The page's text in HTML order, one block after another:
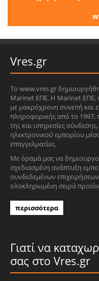
Vres.gr
Το www.vres.gr
Marinet ΕΠΕ. Η Marinet ΕΠΕ,
με μακρόχρονη συνεπή και
πληροφορικής από το 1997,
της και υπηρεσίες
ηλεκτρονικού εμπορίου
επαγγελματίες.
Με όραμά μας να
σχεδιασμένη ανάπτυξη
συνδεδεμένων
ολοκληρωμένη σειρά
περισσότερα
Γιατί να
σας στο Vres.gr